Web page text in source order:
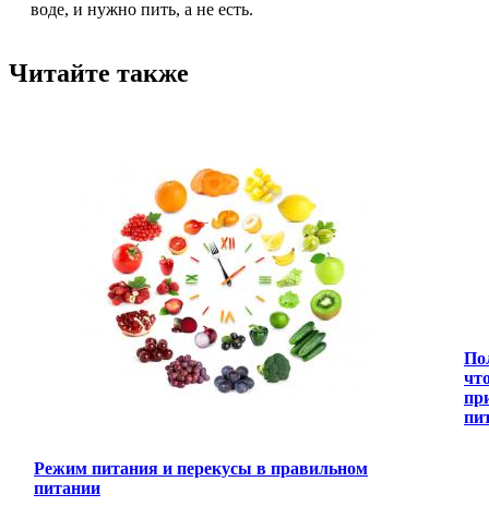
воде, и нужно пить, а не есть.
Читайте также
Режим питания и перекусы в правильном
питании